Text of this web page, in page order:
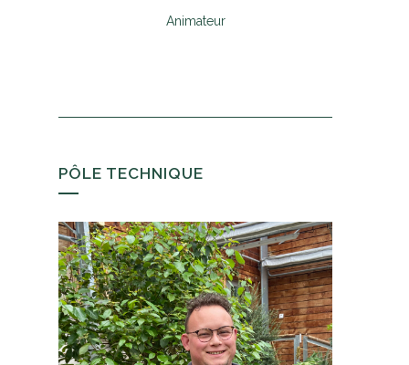
Animateur
PÔLE TECHNIQUE